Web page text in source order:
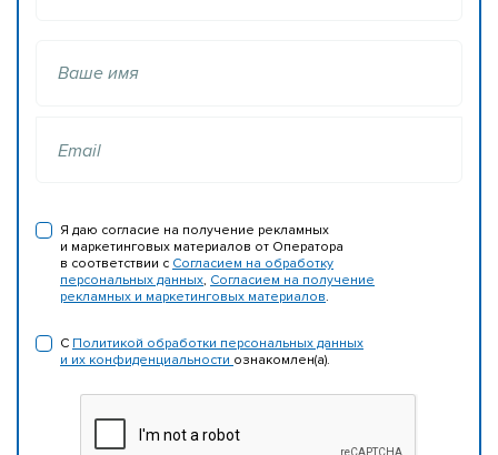
Ваше имя
Email
Я даю согласие на получение рекламных
и маркетинговых материалов от Оператора
в соответствии с Согласием на обработку
персональных данных, Согласием на получение
рекламных и маркетинговых материалов.
С Политикой обработки персональных данных
и их конфиденциальности ознакомлен(а).